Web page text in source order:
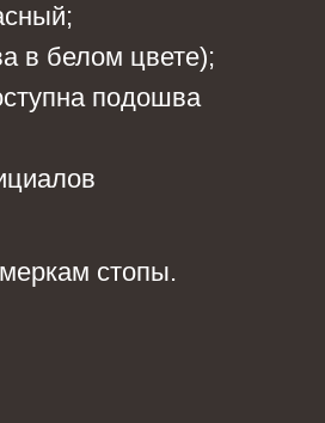
в белом цвете);
подошва
стопы.